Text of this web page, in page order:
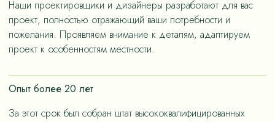
Наши проектировщики и дизайнеры разработают для вас
проект, полностью отражающий ваши потребности и
пожелания. Проявляем внимание к деталям, адаптируем
проект к особенностям местности.
Опыт более 20 лет
За этот срок был собран штат высококвалифицированных